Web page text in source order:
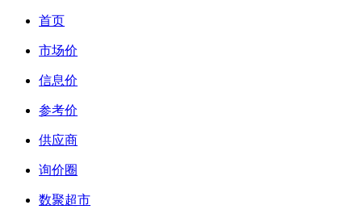
首页
市场价
信息价
参考价
供应商
询价圈
数聚超市